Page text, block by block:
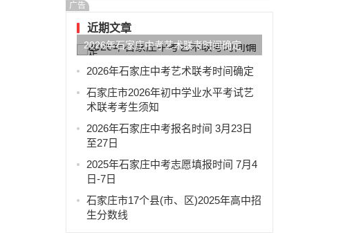
广告
近期文章
2026年石家庄中考艺术联考时间确定
2026年石家庄中考艺术联考时间确定
石家庄市2026年初中学业水平考试艺
术联考考生须知
2026年石家庄中考报名时间 3月23日
至27日
2025年石家庄中考志愿填报时间 7月4
日-7日
石家庄市17个县(市、区)2025年高中招
生分数线